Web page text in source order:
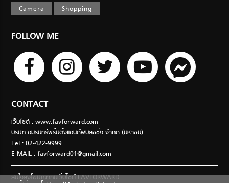
Camera
Shopping
FOLLOW ME
CONTACT
เว็บไซต์ : www.favforward.com
บริษัท อมรินทร์พริ้นติ้งแอนด์พับลิชชิ่ง จำกัด (มหาชน)
Tel : 02-422-9999
E-MAIL :favforward01@gmail.com
สนใจลงโฆษณากับเว็บไซต์ FAVFORWARD